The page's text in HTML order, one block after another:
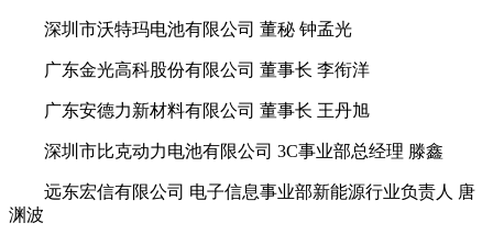
深圳市沃特玛电池有限公司 董秘 钟孟光
广东金光高科股份有限公司 董事长 李衔洋
广东安德力新材料有限公司 董事长 王丹旭
深圳市比克动力电池有限公司 3C事业部总经理 滕鑫
远东宏信有限公司 电子信息事业部新能源行业负责人 唐
渊波